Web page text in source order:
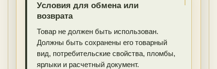
Условия для обмена или
возврата
Товар не должен быть использован.
Должны быть сохранены его товарный
вид, потребительские свойства, пломбы,
ярлыки и расчетный документ.